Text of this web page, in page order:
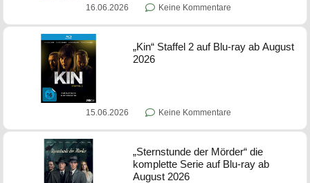
16.06.2026 Keine Kommentare
„Kin“ Staffel 2 auf Blu-ray ab August
2026
15.06.2026 Keine Kommentare
„Sternstunde der Mörder“ die
komplette Serie auf Blu-ray ab
August 2026